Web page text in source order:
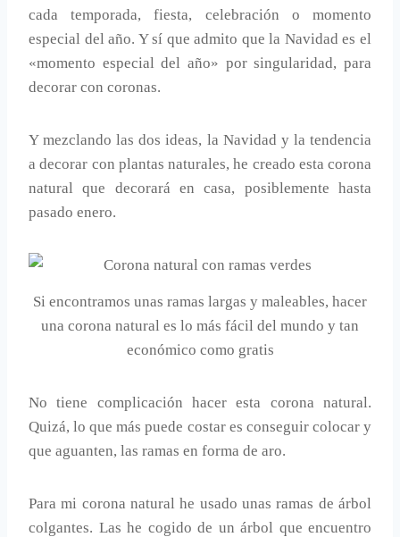
cada temporada, fiesta, celebración o momento
especial del año. Y sí que admito que la Navidad es el
«momento especial del año» por singularidad, para
decorar con coronas.
Y mezclando las dos ideas, la Navidad y la tendencia
a decorar con plantas naturales, he creado esta corona
natural que decorará en casa, posiblemente hasta
pasado enero.
Si encontramos unas ramas largas y maleables, hacer
una corona natural es lo más fácil del mundo y tan
económico como gratis
No tiene complicación hacer esta corona natural.
Quizá, lo que más puede costar es conseguir colocar y
que aguanten, las ramas en forma de aro.
Para mi corona natural he usado unas ramas de árbol
colgantes. Las he cogido de un árbol que encuentro